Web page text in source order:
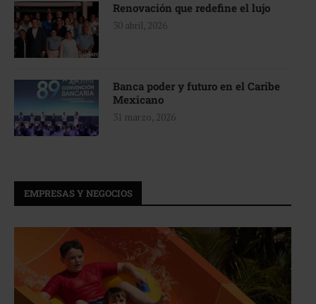
Renovación que redefine el lujo
30 abril, 2026
Banca poder y futuro en el Caribe
Mexicano
31 marzo, 2026
EMPRESAS Y NEGOCIOS